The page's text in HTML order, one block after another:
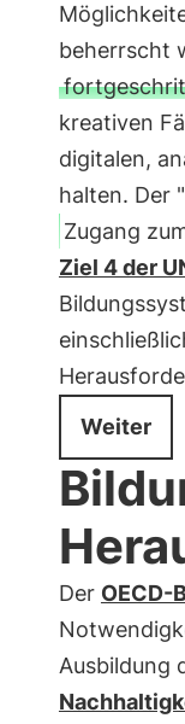
beherrscht
kreativen
digitalen,
halten. Der
Zugang
Ziel 4 der
Weiter
Der OECD-
Ausbildung